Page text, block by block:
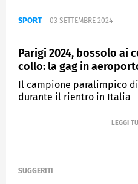
SPORT 03 SETTEMBRE 2024
Parigi 2024, bossolo ai
collo: la gag in
Il campione paralimpico
durante il rientro in Italia
SUGGERITI